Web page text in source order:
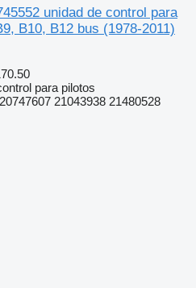
unidad de control para
B10, B12 bus (1978-2011)
para pilotos
21043938 21480528